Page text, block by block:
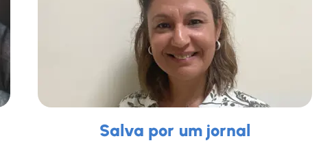
Salva por um jornal